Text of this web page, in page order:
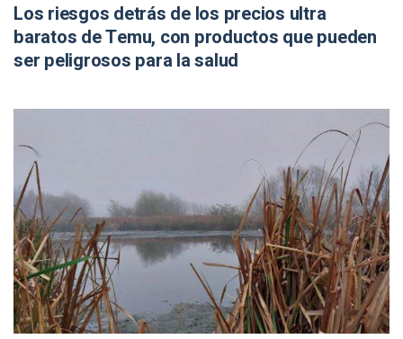
Los riesgos detrás de los precios ultra
baratos de Temu, con productos que pueden
ser peligrosos para la salud